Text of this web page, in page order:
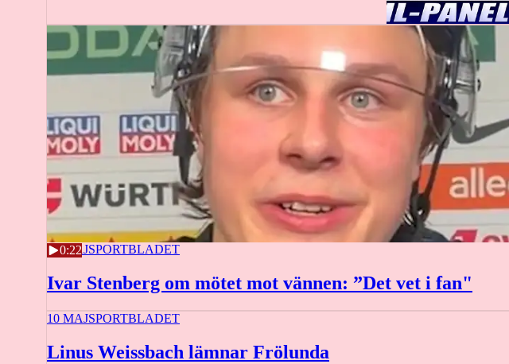
0:22
22 MAJSPORTBLADET
Ivar Stenberg om mötet mot vännen: ”Det vet i fan"
10 MAJSPORTBLADET
Linus Weissbach lämnar Frölunda